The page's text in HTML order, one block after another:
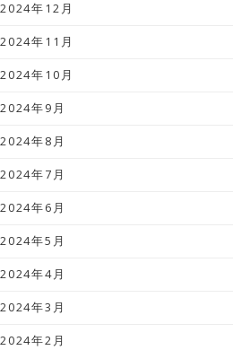
2024年12月
2024年11月
2024年10月
2024年9月
2024年8月
2024年7月
2024年6月
2024年5月
2024年4月
2024年3月
2024年2月